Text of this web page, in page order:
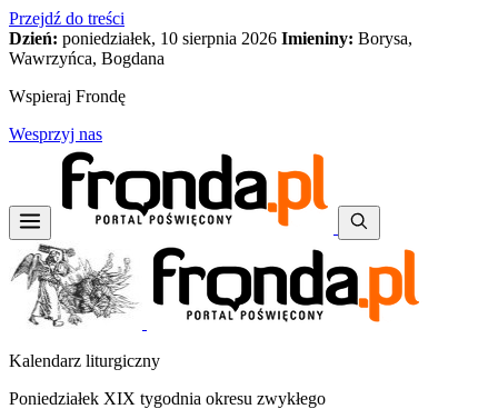
Przejdź do treści
Dzień: poniedziałek, 10 sierpnia 2026 Imieniny: Borysa,
Wawrzyńca, Bogdana
Wspieraj Frondę
Wesprzyj nas
Kalendarz liturgiczny
Poniedziałek XIX tygodnia okresu zwykłego